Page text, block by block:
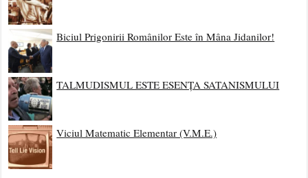
Biciul Prigonirii Românilor Este în Mâna Jidanilor!
TALMUDISMUL ESTE ESENȚA SATANISMULUI
Viciul Matematic Elementar (V.M.E.)